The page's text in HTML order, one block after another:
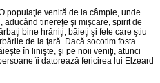
populaţie venită de la câmpie, unde
aducând tinereţe şi mişcare, spirit de
bine hrăniţi, băieţi şi fete care ştiu
de la ţară. Dacă socotim fosta
în linişte, şi pe noii veniţi, atunci
îi datorează fericirea lui Elzeard